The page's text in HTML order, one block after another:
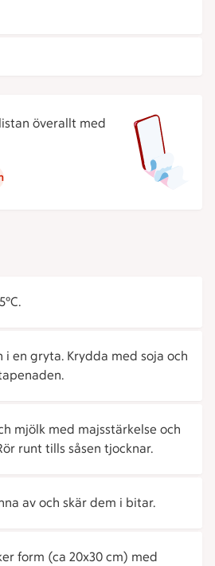
överallt med
i en gryta. Krydda med soja och
mjölk med majsstärkelse och
runt tills såsen tjocknar.
av och skär dem i bitar.
form (ca 20x30 cm) med